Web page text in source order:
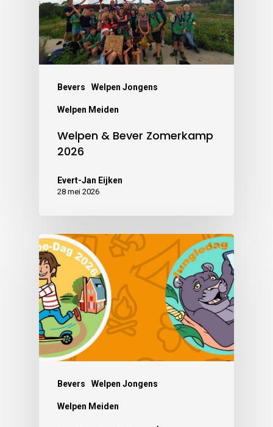
Bevers Welpen Jongens
Welpen Meiden
Welpen & Bever Zomerkamp
2026
Evert-Jan Eijken
28 mei 2026
Bevers Welpen Jongens
Welpen Meiden